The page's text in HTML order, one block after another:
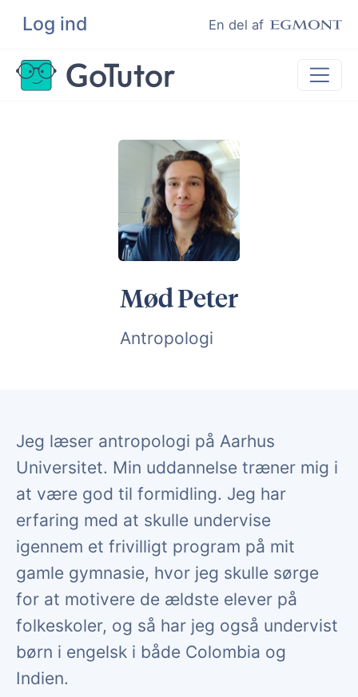
Log ind En del af
Søg
Lektiehjælp
Hjælp til ordblinde
Kundeudtalelser
Undervisere
Mød Peter
Antropologi
Jeg læser antropologi på Aarhus
Universitet. Min uddannelse træner mig i
at være god til formidling. Jeg har
erfaring med at skulle undervise
igennem et frivilligt program på mit
gamle gymnasie, hvor jeg skulle sørge
for at motivere de ældste elever på
folkeskoler, og så har jeg også undervist
børn i engelsk i både Colombia og
Indien.